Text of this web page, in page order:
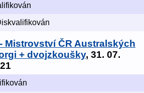
Mistrovství ČR Australských
+ dvojzkoušky, 31. 07.